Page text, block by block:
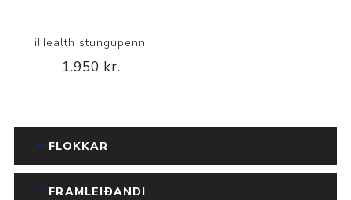
iHealth stungupenni
1.950 kr.
FLOKKAR
FRAMLEIÐANDI